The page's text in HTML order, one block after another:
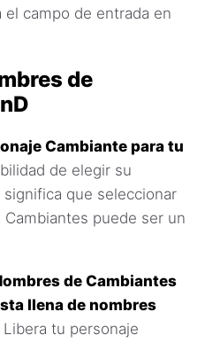
campo de entrada en
de
Cambiante para tu
de elegir su
que seleccionar
puede ser un
de Cambiantes
llena de nombres
Libera tu personaje